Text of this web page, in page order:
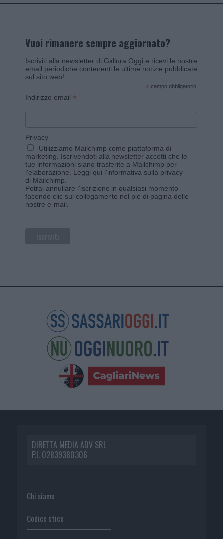
Vuoi rimanere sempre aggiornato?
Iscriviti alla newsletter di Gallura Oggi e ricevi le nostre
email periodiche contenenti le ultime notizie pubblicate
sul sito web!
* campo obbligatorio
Indirizzo email *
Privacy
Utilizziamo Mailchimp come piattaforma di
marketing. Iscrivendoti alla newsletter accetti che le
tue informazioni siano trasferite a Mailchimp per
l'elaborazione. Leggi qui l'informativa sulla privacy
di Mailchimp
Potrai annullare l'iscrizione in qualsiasi momento
facendo clic sul collegamento nel piè di pagina delle
nostre e-mail.
DIRETTA MEDIA ADV SRL
P.I. 02839380306
Chi siamo
Codice etico